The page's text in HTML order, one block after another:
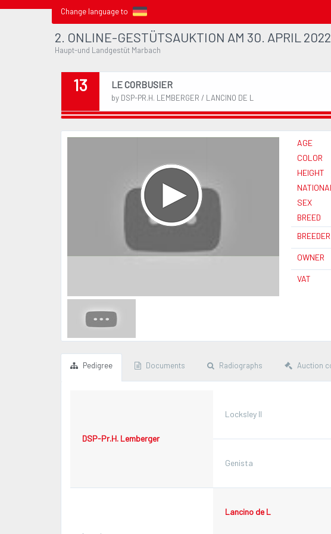
Change language to
2. ONLINE-GESTÜTSAUKTION AM 30. APRIL 2022
Haupt-und Landgestüt Marbach
13 LE CORBUSIER
by DSP-PR.H. LEMBERGER / LANCINO DE L
AGE
COLOR
HEIGHT
SEX
BREED
BREEDER
OWNER
VAT
Pedigree Documents Radiographs Auction
DSP-Pr.H. Lemberger
Locksley II
Genista
Lancino de L